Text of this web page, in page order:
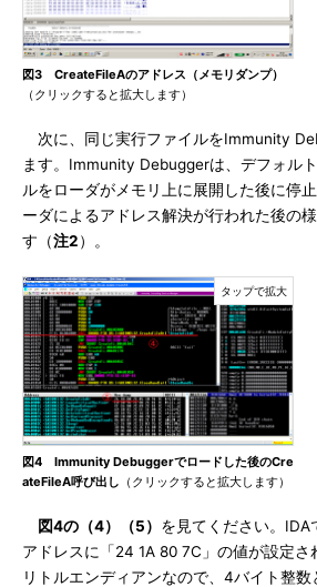
図3 CreateFileAのアドレス（メモリダンプ）
（クリックすると拡大します）
次に、同じ実行ファイルをImmunity
ます。Immunity Debuggerは、デフォル
ルをローダがメモリ上に展開した後に停
ーダによるアドレス解決が行われた後の
す（注2）。
図4 Immunity Debuggerでロードした後のCre
ateFileA呼び出し （クリックすると拡大します）
図4の（4）（5） を見てください。IDA
アドレスに「24 1A 80 7C」の値が設定さ
リトルエンディアンなので、4バイト整数